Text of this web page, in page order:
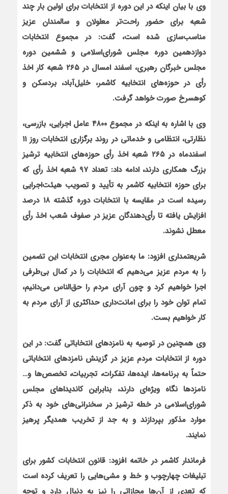
وی با بیان این‏که در این دوره از انتخابات برای اولین بار چند
شعبه برای حضور راحت‌تر معلولان و سالمندان عزیز
مناسب‌سازی شده است، گفت: در مجموع انتخابات
دوازدهمین دوره مجلس شورای‌اسلامی و ششمین دوره
مجلس خبرگان رهبری، اسفند امسال در ۲۶۵ شعبه کار اخذ
رأی در حوزه‌های انتخابیه کاشمر، خلیل‌آباد، بردسکن و
کوهسرخ صورت خواهد گرفت.
وی با اشاره به این‏که در مجموع ۴۸۰۰ عامل اجرایی، بازرسی،
نظارتی، انتظامی و خدماتی در روند برگزاری انتخابات روز ۱۱
اسفندماه در ۲۶۵ شعبه اخذ رأی حوزه‌های انتخابیه ترشیز
بزرگ همکاری دارند، ادامه داد: تعداد ۹۷ شعبه اخذ رأی که
برای حوزه انتخابیه کاشمر به تأیید و تصویب هیئت‌اجرایی
رسیده است در مقایسه با انتخابات دوره گذشته ۱۸ درصد
افزایش یافته تا رأی‌دهندگان عزیز در صفوف شعب اخذ رأی
معطل نشوند.
شریعتمداری افزود: ما به‌عنوان مجری انتخابات این تضمین
را به مردم عزیز می‌دهیم که انتخابات را در کمال بی‌طرفی
اجرا خواهیم کرد و چون آرای مردم را حق‌الناس می‌دانیم،
تمام توان خود را برای امانت‌داری حداکثری از آرای مردم به
کار خواهیم بست.
وی همچنین در توصیه به نامزدهای انتخاباتی گفت: در این
دوره از انتخابات مردم عزیز در گزینش نامزدهای انتخاباتی
حتماً به برنامه‌ها، ایده‌ها، تفکرات، تجربیات، تخصص‌ها و…
نامزدها نگاه ویژه‌ای دارند، بنابراین کاندیداهای مجلس
شورای‌اسلامی در خطه ترشیز در سخنرانی‌های خود به ذکر
موارد مذکور بپردازند و به جد از تخریب همدیگر پرهیز
نمایند.
فرماندار کاشمر در خاتمه افزود: قانون انتخابات کشور برای
تبلیغات چهارچوب و خط و مشی‌هایی را تعریف کرده است
که تعدی از آن‌ها مجازاتی را نیز به دنبال دارد و توجه